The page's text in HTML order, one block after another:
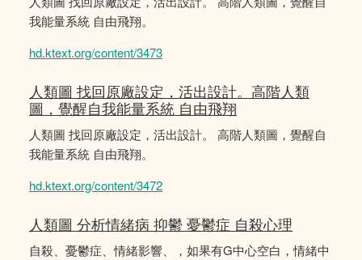
我能量系統 自由飛翔。
hd.ktext.org/content/3473
人類圖 找回原廠設定，活出設計。高階人類
圖，覺醒自我能量系統 自由飛翔
人類圖 找回原廠設定，活出設計。 高階人類圖，覺醒自
我能量系統 自由飛翔。
hd.ktext.org/content/3472
人類圖 分析情緒病 抑鬱 憂鬱症 自殺心理
自殺、憂鬱症、情緒影響、，如果有G中心空白，情緒中